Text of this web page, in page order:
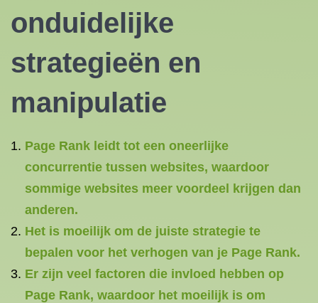
onduidelijke
strategieën en
manipulatie
Page Rank leidt tot een oneerlijke
concurrentie tussen websites, waardoor
sommige websites meer voordeel krijgen dan
anderen.
Het is moeilijk om de juiste strategie te
bepalen voor het verhogen van je Page Rank.
Er zijn veel factoren die invloed hebben op
Page Rank, waardoor het moeilijk is om